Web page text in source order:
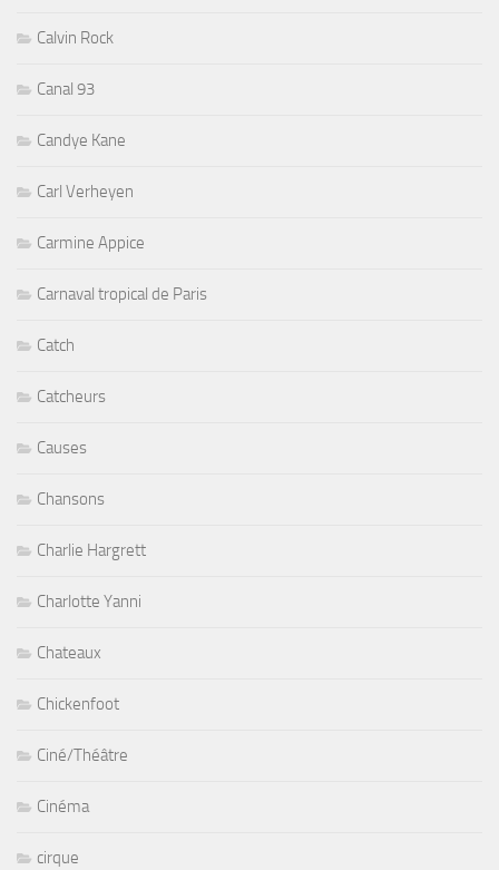
Calvin Rock
Canal 93
Candye Kane
Carl Verheyen
Carmine Appice
Carnaval tropical de Paris
Catch
Catcheurs
Causes
Chansons
Charlie Hargrett
Charlotte Yanni
Chateaux
Chickenfoot
Ciné/Théâtre
Cinéma
cirque